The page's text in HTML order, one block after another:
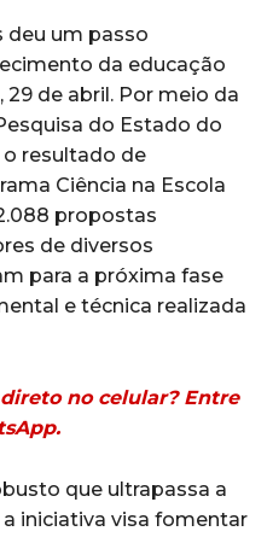
deu um passo
da educação
de abril. Por meio da
do Estado do
resultado de
Ciência na Escola
propostas
de diversos
para a próxima fase
e técnica realizada
no celular? Entre
que ultrapassa a
a iniciativa visa fomentar